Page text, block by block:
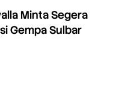
Minta Segera
Gempa Sulbar